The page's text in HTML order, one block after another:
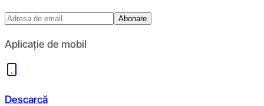
Abonare
Aplicație de mobil
Descarcă